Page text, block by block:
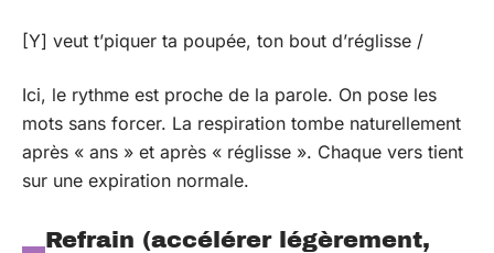
[Y] veut t’piquer ta poupée, ton bout d’réglisse /
Ici, le rythme est proche de la parole. On pose les
mots sans forcer. La respiration tombe naturellement
après « ans » et après « réglisse ». Chaque vers tient
sur une expiration normale.
Refrain (accélérer légèrement,